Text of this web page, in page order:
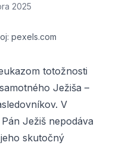
2025
pexels.com
totožnosti
Ježiša –
V
Ježiš nepodáva
skutočný